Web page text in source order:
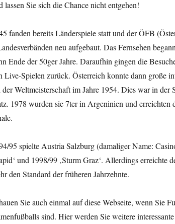
lassen Sie sich die Chance nicht entgehen!
fanden bereits Länderspiele statt und der ÖFB
neu aufgebaut. Das Fernsehen
Ende der 50ger Jahre. Daraufhin gingen die
Live-Spielen zurück. Österreich konnte dann große
der Weltmeisterschaft im Jahre 1954. Dies war in der
1978 wurden sie 7ter in Argeninien und
95 spielte Austria Salzburg (damaliger Name:
und 1998/99 ‚Sturm Graz‘. Allerdings erreichte
den Standard der früheren Jahrzehnte.
Sie auch einmal auf diese Webseite, wenn Sie
sind. Hier werden Sie weitere